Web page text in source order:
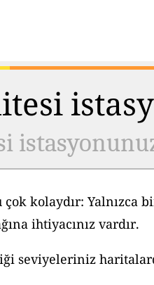
kolaydır: Yalnızca
ihtiyacınız vardır.
seviyeleriniz